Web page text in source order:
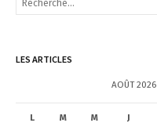
r
e
LES ARTICLES
AOÛT 2026
L M M J